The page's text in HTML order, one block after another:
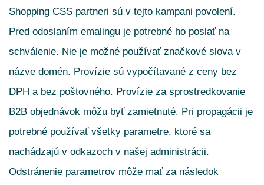
Shopping CSS partneri sú v tejto kampani povolení.
Pred odoslaním emalingu je potrebné ho poslať na
schválenie. Nie je možné používať značkové slova v
názve domén. Provízie sú vypočítavané z ceny bez
DPH a bez poštovného. Provízie za sprostredkovanie
B2B objednávok môžu byť zamietnuté. Pri propagácii je
potrebné používať všetky parametre, ktoré sa
nachádzajú v odkazoch v našej administrácii.
Odstránenie parametrov môže mať za následok